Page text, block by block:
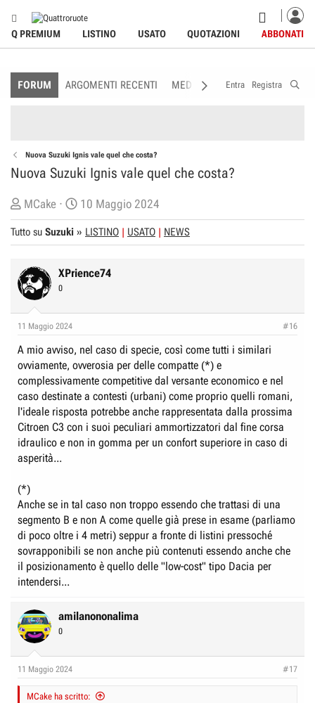
Q PREMIUM LISTINO USATO QUOTAZIONI ABBONATI
FORUM ARGOMENTI RECENTI MEDIA MEMBRI
Entra Registra
Nuova Suzuki Ignis vale quel che costa?
Nuova Suzuki Ignis vale quel che costa?
C
r
e
t
o
e
i
s
c
u
s
s
i
n
e
MCake
D
a
t
d
z
i
o
10 Maggio 2024
Tutto su Suzuki » LISTINO USATO NEWS
XPrience74
0
11 Maggio 2024 #16
A mio avviso, nel caso di specie, così come tutti i similari
ovviamente, ovverosia per delle compatte (*) e
complessivamente competitive dal versante economico e nel
caso destinate a contesti (urbani) come proprio quelli romani,
l'ideale risposta potrebbe anche rappresentata dalla prossima
Citroen C3 con i suoi peculiari ammortizzatori dal fine corsa
idraulico e non in gomma per un confort superiore in caso di
asperità...
(*)
Anche se in tal caso non troppo essendo che trattasi di una
segmento B e non A come quelle già prese in esame (parliamo
di poco oltre i 4 metri) seppur a fronte di listini pressoché
sovrapponibili se non anche più contenuti essendo anche che
il posizionamento è quello delle "low-cost" tipo Dacia per
intendersi...
amilanononalima
0
11 Maggio 2024 #17
MCake ha scritto: